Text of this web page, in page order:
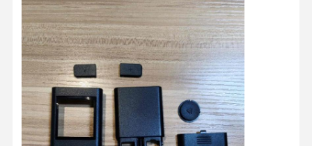
Rozmawiaj
Teraz.
Forma wtryskowa z tworzywa sztucznego
Formy do sprzętu gospodarstwa domowego